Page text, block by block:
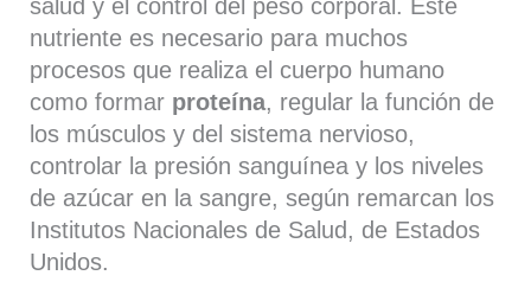
salud y el control del peso corporal. Este
nutriente es necesario para muchos
procesos que realiza el cuerpo humano
como formar proteína, regular la función de
los músculos y del sistema nervioso,
controlar la presión sanguínea y los niveles
de azúcar en la sangre, según remarcan los
Institutos Nacionales de Salud, de Estados
Unidos.